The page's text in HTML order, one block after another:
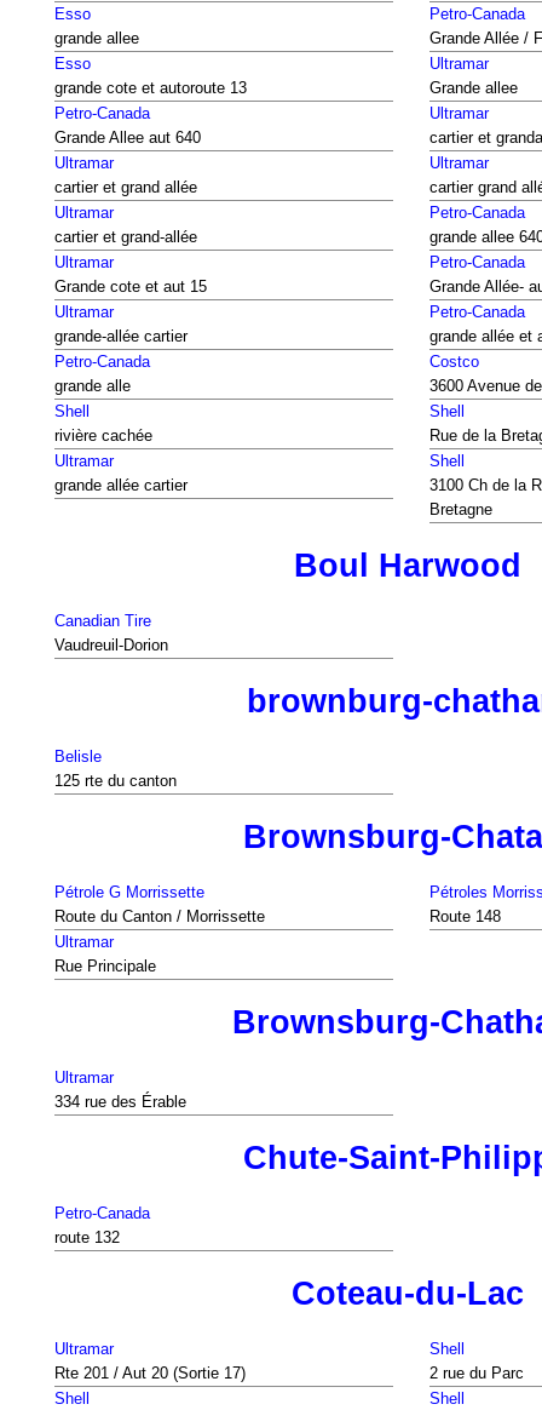
Esso
grande allee
Petro-Canada
Grande Allée /
Esso
grande cote et autoroute 13
Ultramar
Grande allee
Petro-Canada
Grande Allee aut 640
Ultramar
cartier et
Ultramar
cartier et grand allée
Ultramar
cartier grand
Ultramar
cartier et grand-allée
Petro-Canada
grande allee
Ultramar
Grande cote et aut 15
Petro-Canada
Grande Allée-
Ultramar
grande-allée cartier
Petro-Canada
grande allée et
Petro-Canada
grande alle
Costco
3600 Avenue
Shell
rivière cachée
Shell
Rue de la
Ultramar
grande allée cartier
Shell
3100 Ch de la
Bretagne
Boul Harwood
Canadian Tire
Vaudreuil-Dorion
brownburg-
Belisle
125 rte du canton
Brownsburg-
Pétrole G Morrissette
Route du Canton / Morrissette
Pétroles
Route 148
Ultramar
Rue Principale
Brownsburg-
Ultramar
334 rue des Érable
Chute-Saint-
Petro-Canada
route 132
Coteau-du-Lac
Ultramar
Rte 201 / Aut 20 (Sortie 17)
Shell
2 rue du Parc
Shell
Shell